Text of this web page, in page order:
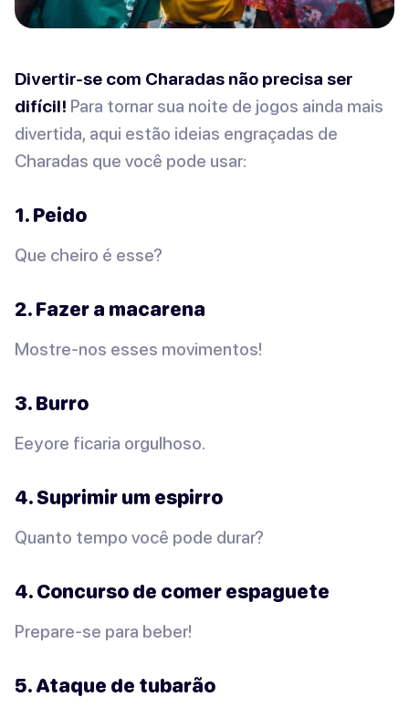
Divertir-se com Charadas não precisa ser
difícil! Para tornar sua noite de jogos ainda mais
divertida, aqui estão ideias engraçadas de
Charadas que você pode usar:
1. Peido
Que cheiro é esse?
2. Fazer a macarena
Mostre-nos esses movimentos!
3. Burro
Eeyore ficaria orgulhoso.
4. Suprimir um espirro
Quanto tempo você pode durar?
4. Concurso de comer espaguete
Prepare-se para beber!
5. Ataque de tubarão